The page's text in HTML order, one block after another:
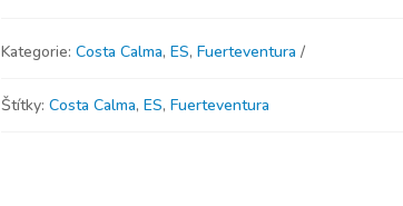
Kategorie: Costa Calma, ES, Fuerteventura
Štítky: Costa Calma, ES, Fuerteventura